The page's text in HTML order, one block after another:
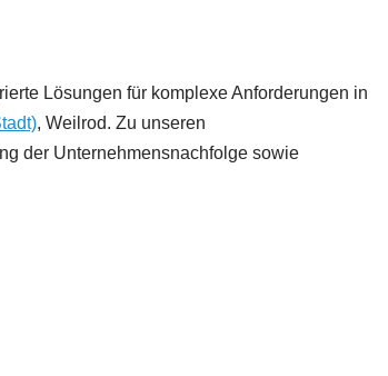
Lösungen für komplexe Anforderungen in
, Weilrod. Zu unseren
der Unternehmensnachfolge sowie